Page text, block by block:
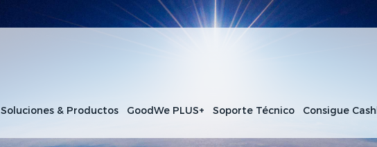
Soluciones & Productos GoodWe PLUS+ Soporte Técnico Consigue